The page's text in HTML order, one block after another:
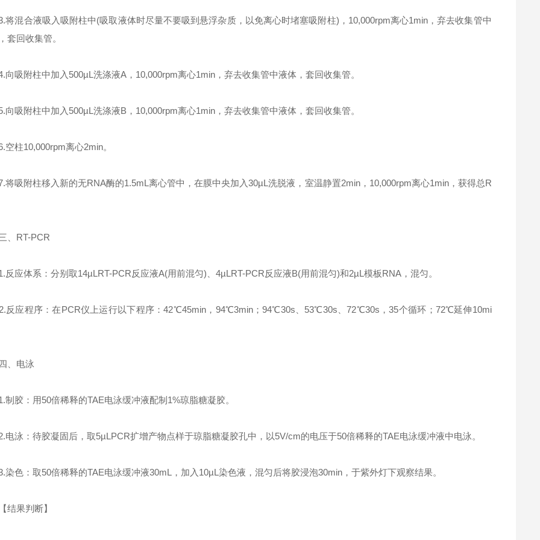
混合液吸入吸附柱中(吸取液体时尽量不要吸到悬浮杂质，以免离心时堵塞吸附柱)，10,000rpm离心1min，弃去收集管中
套回收集管。
吸附柱中加入500µL洗涤液A，10,000rpm离心1min，弃去收集管中液体，套回收集管。
吸附柱中加入500µL洗涤液B，10,000rpm离心1min，弃去收集管中液体，套回收集管。
柱10,000rpm离心2min。
吸附柱移入新的无RNA酶的1.5mL离心管中，在膜中央加入30µL洗脱液，室温静置2min，10,000rpm离心1min，获得总R
RT-PCR
应体系：分别取14µLRT-PCR反应液A(用前混匀)、4µLRT-PCR反应液B(用前混匀)和2µL模板RNA，混匀。
应程序：在PCR仪上运行以下程序：42℃45min，94℃3min；94℃30s、53℃30s、72℃30s，35个循环；72℃延伸10mi
电泳
胶：用50倍稀释的TAE电泳缓冲液配制1%琼脂糖凝胶。
泳：待胶凝固后，取5µLPCR扩增产物点样于琼脂糖凝胶孔中，以5V/cm的电压于50倍稀释的TAE电泳缓冲液中电泳。
色：取50倍稀释的TAE电泳缓冲液30mL，加入10µL染色液，混匀后将胶浸泡30min，于紫外灯下观察结果。
果判断】